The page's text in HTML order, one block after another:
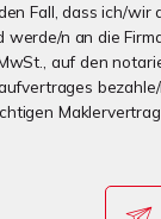
Fall, dass ich/wir
n an die
auf den
bezahle/